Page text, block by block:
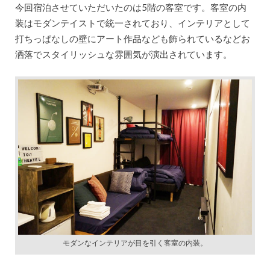
今回宿泊させていただいたのは5階の客室です。客室の内
装はモダンテイストで統一されており、インテリアとして
打ちっぱなしの壁にアート作品なども飾られているなどお
洒落でスタイリッシュな雰囲気が演出されています。
モダンなインテリアが目を引く客室の内装。